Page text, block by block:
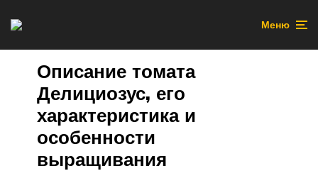
Меню
Описание томата
Делициозус, его
характеристика и
особенности
выращивания